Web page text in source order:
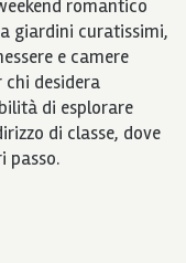
romantico
giardini curatissimi,
e camere
desidera
di esplorare
di classe, dove
passo.